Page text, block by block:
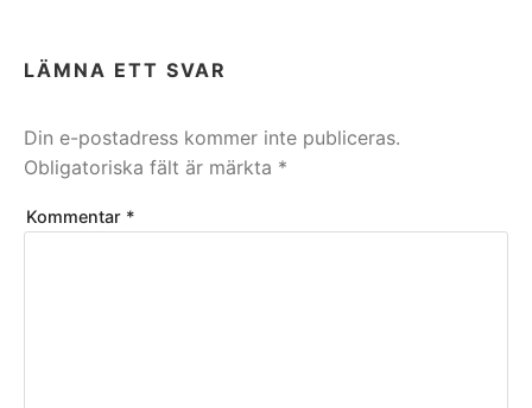
LÄMNA ETT SVAR
Din e-postadress kommer inte publiceras.
Obligatoriska fält är märkta *
Kommentar *